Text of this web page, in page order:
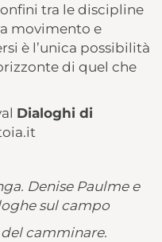
tra le discipline
movimento e
è l’unica possibilità
di quel che
Dialoghi di
Denise Paulme e
sul campo
camminare.